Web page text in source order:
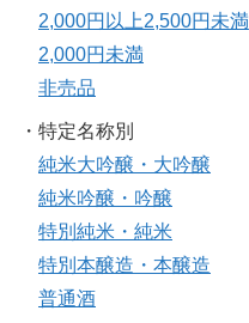
2,000円以上2,500円未満
2,000円未満
非売品
・特定名称別
純米大吟醸・大吟醸
純米吟醸・吟醸
特別純米・純米
特別本醸造・本醸造
普通酒